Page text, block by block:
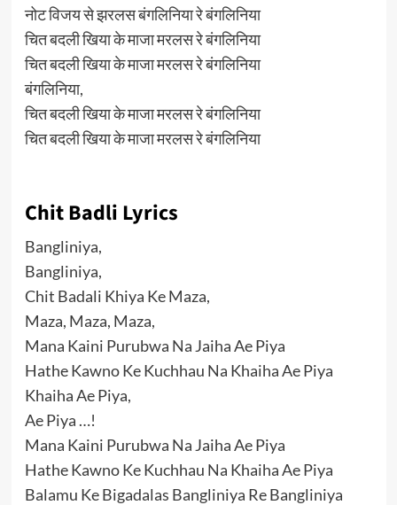
नोट विजय से झरलस बंगलिनिया रे बंगलिनिया
चित बदली खिया के माजा मरलस रे बंगलिनिया
चित बदली खिया के माजा मरलस रे बंगलिनिया
बंगलिनिया,
चित बदली खिया के माजा मरलस रे बंगलिनिया
चित बदली खिया के माजा मरलस रे बंगलिनिया
Chit Badli Lyrics
Bangliniya,
Bangliniya,
Chit Badali Khiya Ke Maza,
Maza, Maza, Maza,
Mana Kaini Purubwa Na Jaiha Ae Piya
Hathe Kawno Ke Kuchhau Na Khaiha Ae Piya
Khaiha Ae Piya,
Ae Piya …!
Mana Kaini Purubwa Na Jaiha Ae Piya
Hathe Kawno Ke Kuchhau Na Khaiha Ae Piya
Balamu Ke Bigadalas Bangliniya Re Bangliniya